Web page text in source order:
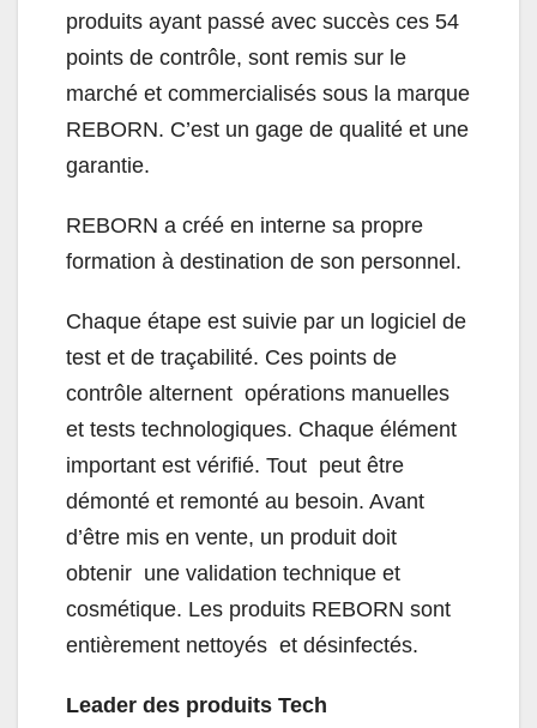
produits ayant passé avec succès ces 54
points de contrôle, sont remis sur le
marché et commercialisés sous la marque
REBORN. C’est un gage de qualité et une
garantie.
REBORN a créé en interne sa propre
formation à destination de son personnel.
Chaque étape est suivie par un logiciel de
test et de traçabilité. Ces points de
contrôle alternent opérations manuelles
et tests technologiques. Chaque élément
important est vérifié. Tout peut être
démonté et remonté au besoin. Avant
d’être mis en vente, un produit doit
obtenir une validation technique et
cosmétique. Les produits REBORN sont
entièrement nettoyés et désinfectés.
Leader des produits Tech